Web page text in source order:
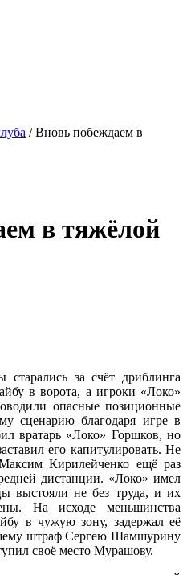
/Вновь побеждаем в
в тяжёлой
за счёт дриблинга
в ворота, а игроки «Локо»
опасные позиционные
сценарию благодаря игре в
вратарь «Локо» Горшков, но
его капитулировать. Не
Кирилейченко ещё раз
дистанции. «Локо» имел
выстояли не без труда, и их
На исходе меньшинства
в чужую зону, задержал её
штраф Сергею Шамшурину
своё место Мурашову.